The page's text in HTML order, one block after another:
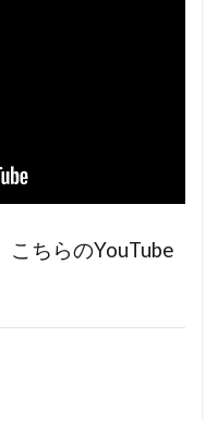
こちらのYouTube